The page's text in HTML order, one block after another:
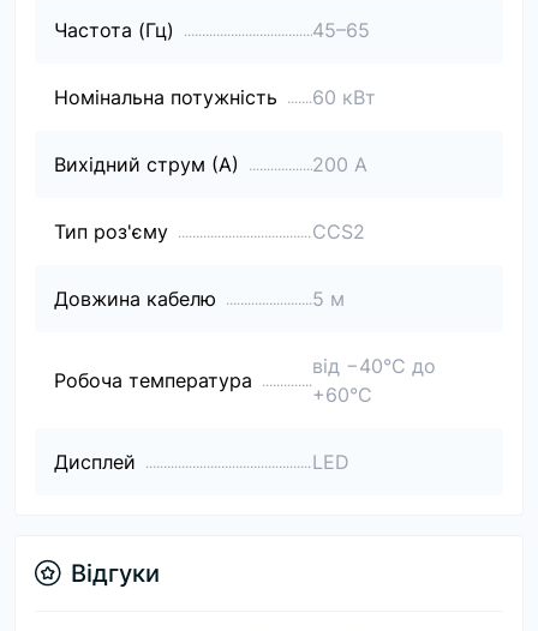
Частота (Гц) 45–65
Номінальна потужність 60 кВт
Вихідний струм (А) 200 А
Тип роз'єму CCS2
Довжина кабелю 5 м
Робоча температура
від −40°C до
+60°C
Дисплей LED
Відгуки